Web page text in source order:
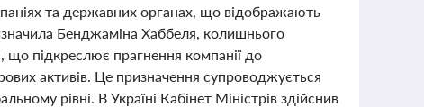
та державних органах, що відображають
Бенджаміна Хаббеля, колишнього
підкреслює прагнення компанії до
активів. Це призначення супроводжується
рівні. В Україні Кабінет Міністрів здійснив